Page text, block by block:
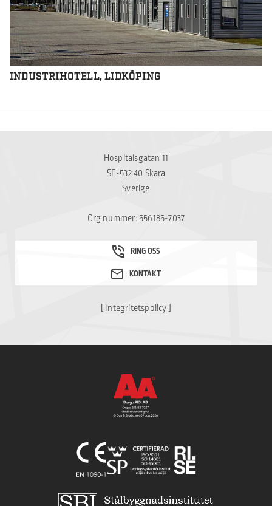
INDUSTRIHOTELL, LIDKÖPING
Hospitalsgatan 11
SE-532 40 Skara
Sverige
Org.nummer: 556185-7037
[Integritetspolicy]